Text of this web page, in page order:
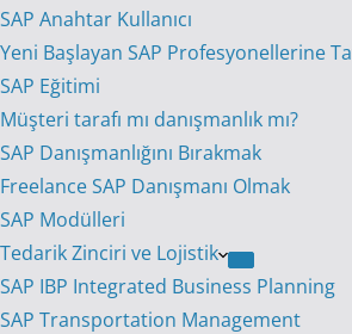
SAP Anahtar Kullanıcı
Yeni Başlayan SAP Profesyonellerine
SAP Eğitimi
Müşteri tarafı mı danışmanlık mı?
SAP Danışmanlığını Bırakmak
Freelance SAP Danışmanı Olmak
SAP Modülleri
Tedarik Zinciri ve Lojistik
SAP IBP Integrated Business Planning
SAP Transportation Management